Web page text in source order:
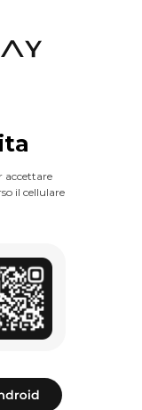
accettare
il cellulare